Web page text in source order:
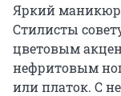
Яркий маникюр
Стилисты
цветовым
нефритовым
или платок. С